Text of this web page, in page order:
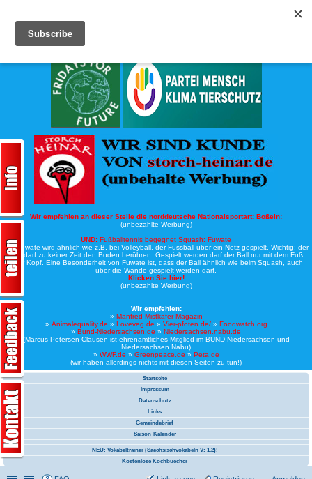
Wir empfehlen an dieser Stelle die norddeutsche Nationalsportart: Boßeln:
(unbezahlte Werbung)
UND: Fußballtennis begegnet Squash: Fuwate
Bei Fuwate wird ähnlich wie z.B. bei Volleyball, der Fussball über ein Netz gespielt. Wichtig: der
Ball darf zu keiner Zeit den Boden berühren. Gespielt werden darf der Ball nur mit dem Fuß
oder Kopf. Eine Besonderheit von Fuwate ist, dass der Ball ähnlich wie beim Squash, auch
über die Wände gespielt werden darf.
Klicken Sie hier!
(unbezahlte Werbung)
Wir empfehlen:
» Manfred Mistkäfer Magazin
» Animalequality.de » Loveveg.de » Vier-pfoten.de/» Foodwatch.org
» Bund-Niedersachsen.de » Niedersachsen.nabu.de
(Marcus Petersen-Clausen ist ehrenamtliches Mitglied im BUND-Niedersachsen und
Niedersachsen Nabu)
» WWF.de » Greenpeace.de » Peta.de
(wir haben allerdings nichts mit diesen Seiten zu tun!)
Startseite
Impressum
Datenschutz
Links
Gemeindebrief
Saison-Kalender
NEU: Vokabeltrainer (Saechsischvokabeln V: 1.2)!
Kostenlose Kochbuecher